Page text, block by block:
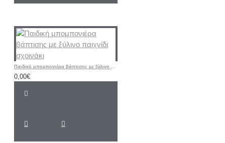
Παιδική μπομπονιέρα βάπτισης με ξύλινο παιχνίδι σχοινάκι
0,00€